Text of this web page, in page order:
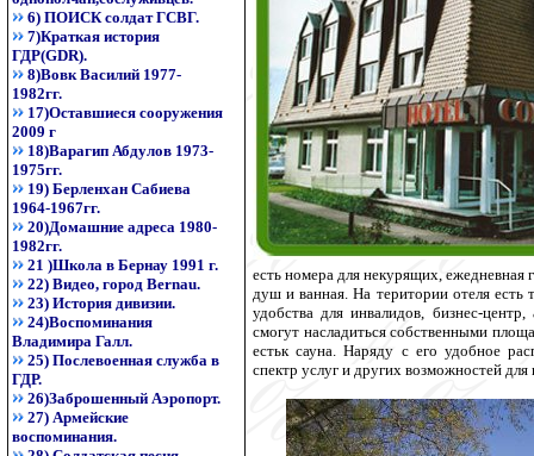
6) ПОИСК солдат ГСВГ.
7)Краткая история
ГДР(GDR).
8)Вовк Василий 1977-
1982гг.
17)Оставшиеся сооружения
2009 г
18)Варагип Абдулов 1973-
1975гг.
19) Берленхан Сабиева
1964-1967гг.
20)Домашние адреса 1980-
1982гг.
21 )Школа в Бернау 1991 г.
22) Видео, город Bernau.
23) История дивизии.
24)Воспоминания
Владимира Галл.
25) Послевоенная служба в
ГДР.
26)Заброшенный Аэропорт.
27) Армейские
воспоминания.
есть номера для некурящих, ежедневная
душ и ванная. На територии отеля есть
удобства для инвалидов, бизнес-
смогут насладиться собственными
естьк сауна. Наряду с его удобное
спектр услуг и других возможностей для